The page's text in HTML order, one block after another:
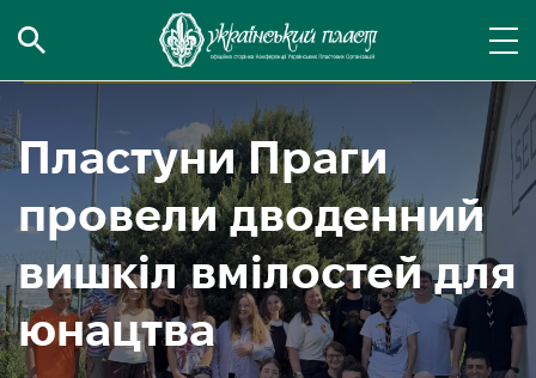
Пластуни Праги
провели дводенний
вишкіл вмілостей для
юнацтва